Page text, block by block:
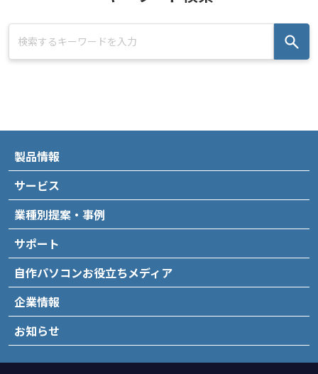
製品情報
サービス
業種別提案・事例
サポート
自作パソコンお役立ちメディア
企業情報
お知らせ